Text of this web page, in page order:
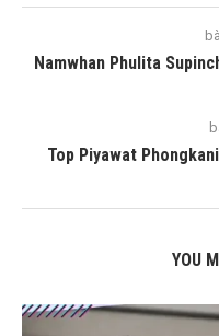
Namwhan Phulita
Top Piyawat
YOU